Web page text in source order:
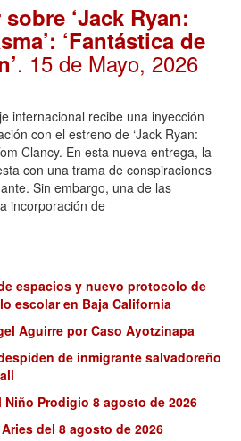
‘Jack Ryan:
‘Fantástica de
. 15 de Mayo, 2026
internacional recibe una inyección
con el estreno de ‘Jack Ryan:
Clancy. En esta nueva entrega, la
con una trama de conspiraciones
Sin embargo, una de las
incorporación de
espacios y nuevo protocolo de
escolar en Baja California
Aguirre por Caso Ayotzinapa
de inmigrante salvadoreño
Prodigio 8 agosto de 2026
del 8 agosto de 2026